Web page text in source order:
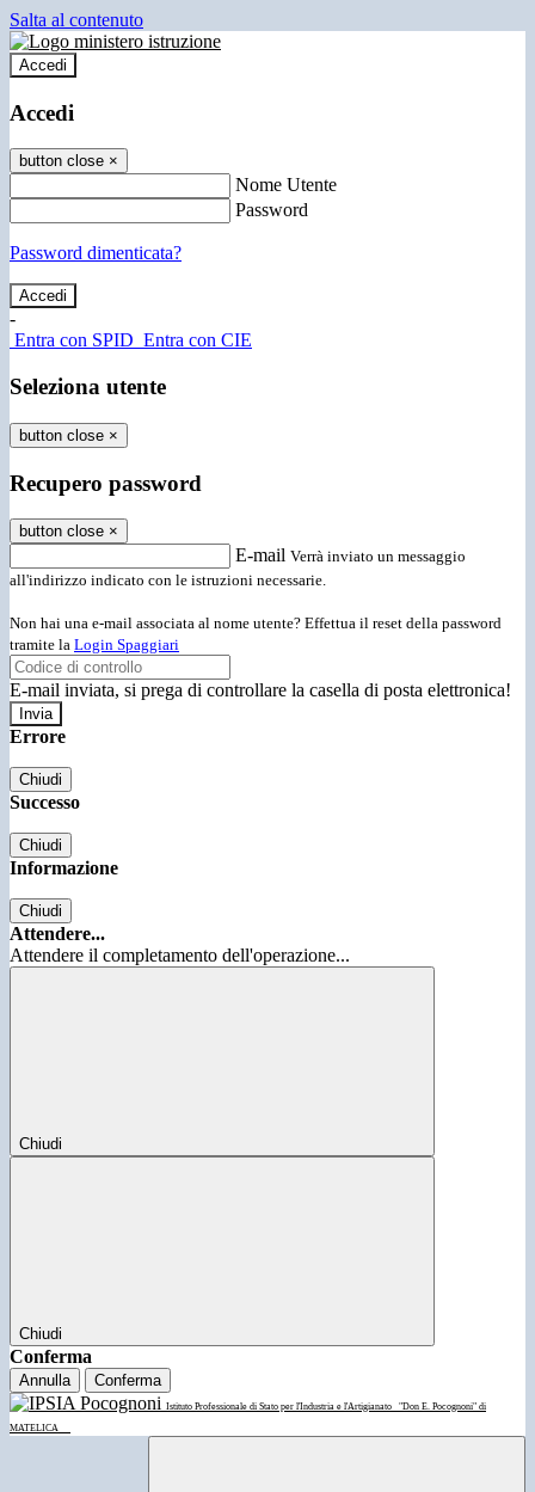
Salta al contenuto
Accedi
Accedi
button close ×
Nome Utente
Password
Password dimenticata?
-
Entra con SPID Entra con CIE
Seleziona utente
button close ×
Recupero password
button close ×
E-mail Verrà inviato un messaggio
all'indirizzo indicato con le istruzioni necessarie.
Non hai una e-mail associata al nome utente? Effettua il reset della password
tramite la Login Spaggiari
E-mail inviata, si prega di controllare la casella di posta elettronica!
Errore
Chiudi
Successo
Chiudi
Informazione
Chiudi
Attendere...
Attendere il completamento dell'operazione...
Chiudi
Chiudi
Conferma
Annulla Conferma
Istituto Professionale di Stato per l'Industria e l'Artigianato
"Don E. Pocognoni" di
MATELICA